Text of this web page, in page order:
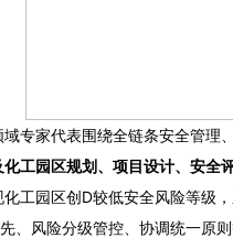
代表围绕全链条安全管理、
规划、项目设计、安全评
园区创D较低安全风险等级，
、风险分级管控、协调统一